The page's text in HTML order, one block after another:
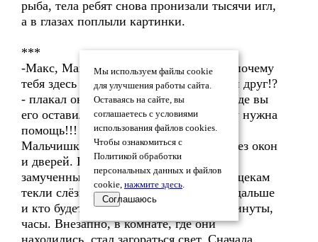
рыба, тела ребят снова пронизали тысячи игл,
а в глазах поплыли картинки.
***
-Макс, Макс!- кричал Денис!- Где ты, почему
тебя здесь нет! – Эй, вы, там!!! Где мой друг!?
- плакал он, колотя кулаком об пол. – Где вы
его оставили! Он может умереть!!! Ему нужна
помощь!!!
Мальчишки сидели в пустой комнате без окон
и дверей. Все грязные, израненные,
замученные. От безысходности по их щекам
текли слёзы. Никто не знал, что будет дальше
и кто будет следующий…Проходили минуты,
часы. Внезапно, в комнате, где они
находились, стал загораться свет. Сначала
Мы используем файлы cookie
для улучшения работы сайта.
Оставаясь на сайте, вы
соглашаетесь с условиями
использования файлов cookies.
Чтобы ознакомиться с
Политикой обработки
персональных данных и файлов
cookie, нажмите здесь.
Соглашаюсь